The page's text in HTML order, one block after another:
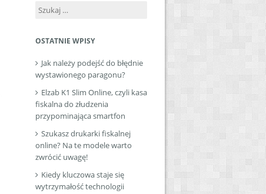
Szukaj:
OSTATNIE WPISY
Jak należy podejść do błędnie
wystawionego paragonu?
Elzab K1 Slim Online, czyli kasa
fiskalna do złudzenia
przypominająca smartfon
Szukasz drukarki fiskalnej
online? Na te modele warto
zwrócić uwagę!
Kiedy kluczowa staje się
wytrzymałość technologii